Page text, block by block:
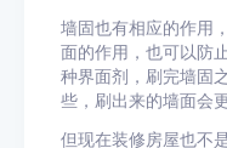
墙固也有相应的作用
面的作用，也可以防
种界面剂，刷完墙固
些，刷出来的墙面会
但现在装修房屋也不